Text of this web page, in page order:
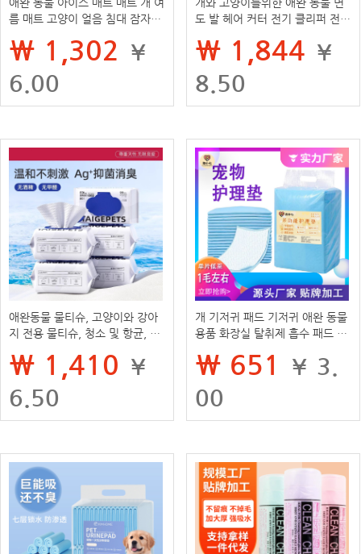
름 매트 고양이 얼음 침대 잠자는
음 둥지
₩ 1,302 ¥
6.00
도 발 헤어 커터 전기 클리퍼 전기
유물
₩ 1,844 ¥
8.50
애완동물 물티슈, 고양이와 강아
지 전용 물티슈, 청소 및 항균, 세
닦기, 고양이 용품, 다용도
₩ 1,410 ¥
6.50
개 기저귀 패드 기저귀 애완 동물
용품 화장실 탈취제 흡수 패드 저
₩ 651
¥ 3.
00